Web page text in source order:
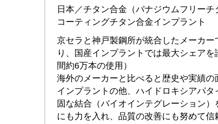
日本／チタン合金（バナジウムフリー
コーティングチタン合金インプラント
京セラと神戸製鋼所が統合したメーカ
り、国産インプラントでは最大シェア
間約6万本の使用）
海外のメーカーと比べると歴史や実績
インプラントの他、ハイドロキシアパ
固な結合（バイオインテグレーション
にも力を入れ、品質の改善にも努めて信